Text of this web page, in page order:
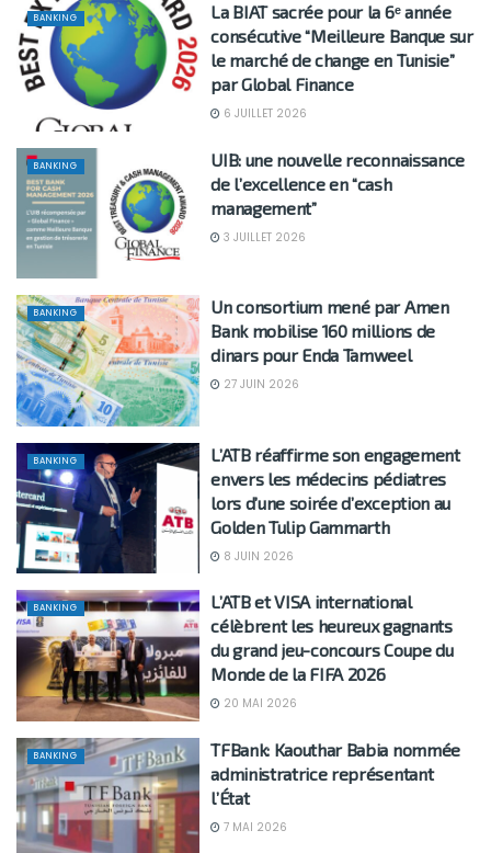
BANKING
La BIAT sacrée pour la 6ᵉ année
consécutive “Meilleure Banque sur
le marché de change en Tunisie”
par Global Finance
6 JUILLET 2026
BANKING
UIB: une nouvelle reconnaissance
de l’excellence en “cash
management”
3 JUILLET 2026
BANKING
Un consortium mené par Amen
Bank mobilise 160 millions de
dinars pour Enda Tamweel
27 JUIN 2026
BANKING
L’ATB réaffirme son engagement
envers les médecins pédiatres
lors d’une soirée d’exception au
Golden Tulip Gammarth
8 JUIN 2026
BANKING
L’ATB et VISA international
célèbrent les heureux gagnants
du grand jeu-concours Coupe du
Monde de la FIFA 2026
20 MAI 2026
BANKING
TFBank: Kaouthar Babia nommée
administratrice représentant
l’État
7 MAI 2026